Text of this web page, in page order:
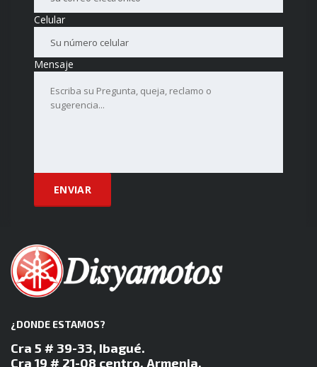
Celular
Mensaje
¿DONDE ESTAMOS?
Cra 5 # 39-33, Ibagué.
Cra 19 # 21-08 centro. Armenia.